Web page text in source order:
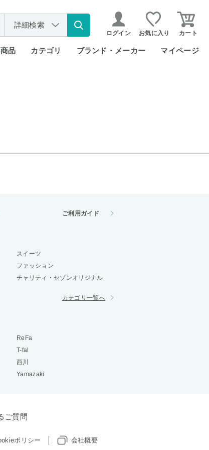
詳細検索
ログイン お気に入り カート
品 カテゴリ ブランド・メーカー マイページ
ご利用ガイド
スイーツ
ファッション
チャリティ・セゾンオリジナル
カテゴリ一覧へ
ReFa
T-fal
西川
Yamazaki
ご質問
ポリシー 会社概要